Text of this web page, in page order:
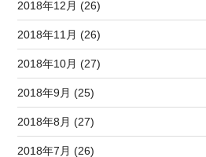
2018年12月 (26)
2018年11月 (26)
2018年10月 (27)
2018年9月 (25)
2018年8月 (27)
2018年7月 (26)